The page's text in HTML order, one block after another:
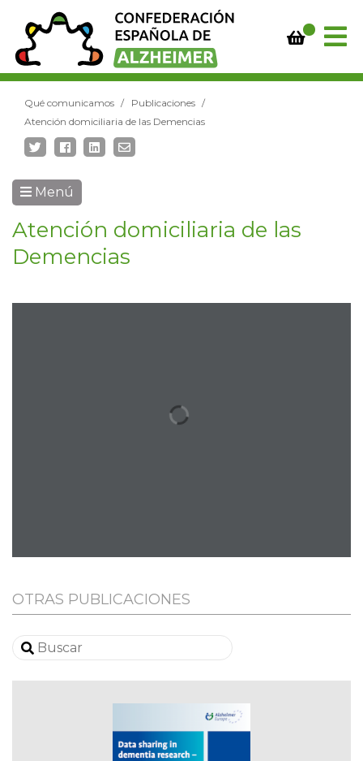
Qué comunicamos
Publicaciones
Atención domiciliaria de las Demencias
Menú
Atención domiciliaria de las
Demencias
OTRAS PUBLICACIONES